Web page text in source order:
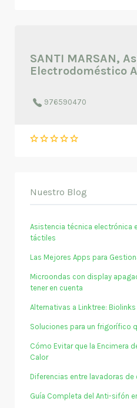
SANTI MARSAN,
Electrodoméstico
976590470
Nuestro Blog
Asistencia técnica electrónica
táctiles
Las Mejores Apps para
Microondas con display
tener en cuenta
Alternativas a Linktree:
Soluciones para un frigorífico
Cómo Evitar que la Encimera
Calor
Diferencias entre lavadoras
Guía Completa del Anti-sifón